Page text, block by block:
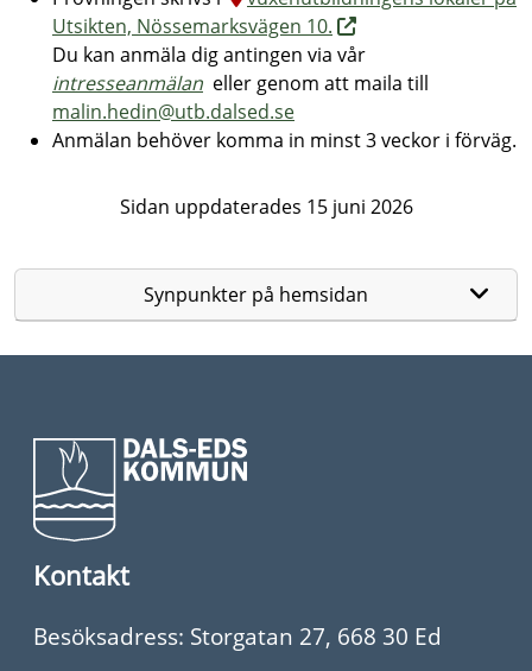
Utsikten, Nössemarksvägen 10.
Du kan anmäla dig antingen via vår
intresseanmälan eller genom att maila till
malin.hedin@utb.dalsed.se
Anmälan behöver komma in minst 3 veckor i förväg.
Sidan uppdaterades 15 juni 2026
Synpunkter på hemsidan
Kontakt
Besöksadress: Storgatan 27, 668 30 Ed